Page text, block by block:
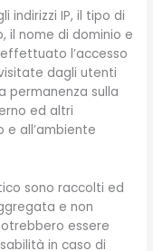
indirizzi IP, il tipo di
il nome di dominio e
l’accesso
dagli utenti
permanenza sulla
ed altri
all’ambiente
sono raccolti ed
e non
essere
in caso di